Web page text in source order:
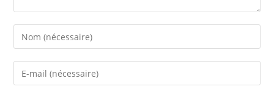
Enter
your
name
Enter
your